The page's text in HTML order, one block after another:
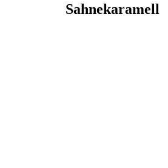
Sahnekaramell